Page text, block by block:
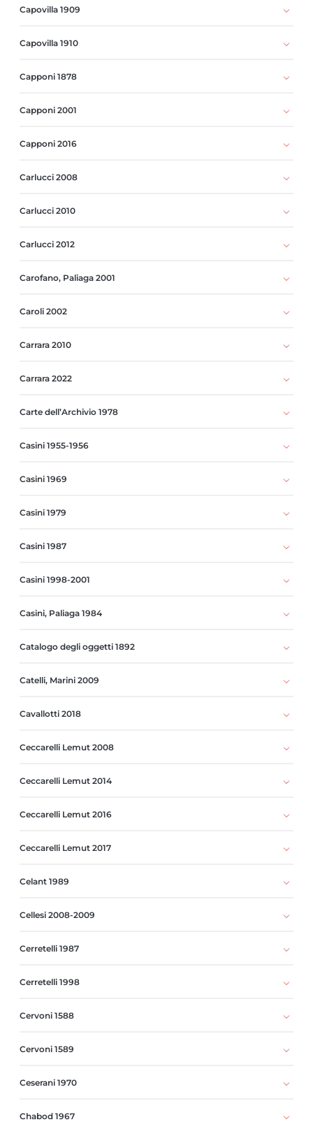
Capovilla 1909
Capovilla 1910
Capponi 1878
Capponi 2001
Capponi 2016
Carlucci 2008
Carlucci 2010
Carlucci 2012
Carofano, Paliaga 2001
Caroli 2002
Carrara 2010
Carrara 2022
Carte dell’Archivio 1978
Casini 1955-1956
Casini 1969
Casini 1979
Casini 1987
Casini 1998-2001
Casini, Paliaga 1984
Catalogo degli oggetti 1892
Catelli, Marini 2009
Cavallotti 2018
Ceccarelli Lemut 2008
Ceccarelli Lemut 2014
Ceccarelli Lemut 2016
Ceccarelli Lemut 2017
Celant 1989
Cellesi 2008-2009
Cerretelli 1987
Cerretelli 1998
Cervoni 1588
Cervoni 1589
Ceserani 1970
Chabod 1967